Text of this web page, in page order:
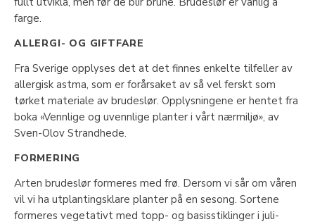
farge.
ALLERGI- OG GIFTFARE
Fra Sverige opplyses det at det finnes enkelte tilfeller av
allergisk astma, som er forårsaket av så vel ferskt som
tørket materiale av brudeslør. Opplysningene er hentet fra
boka «Vennlige og uvennlige planter i vårt nærmiljø», av
Sven-Olov Strandhede.
FORMERING
Arten brudeslør formeres med frø. Dersom vi sår om våren
vil vi ha utplantingsklare planter på en sesong. Sortene
formeres vegetativt med topp- og basisstiklinger i juli-